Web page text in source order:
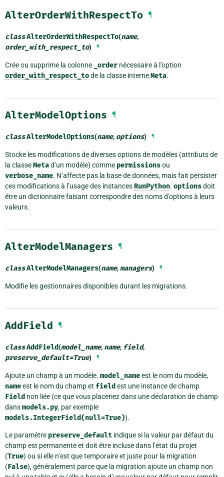
AlterOrderWithRespectTo ¶
classAlterOrderWithRespectTo(name,
order_with_respect_to) ¶
Crée ou supprime la colonne _order nécessaire à l’option
order_with_respect_tode la classe interneMeta.
AlterModelOptions ¶
classAlterModelOptions(name, options) ¶
Stocke les modifications de diverses options de modèles (attributs de
la classeMetad’un modèle) comme permissionsou
verbose_name. N’affecte pas la base de données, mais fait persister
ces modifications à l’usage des instancesRunPython. optionsdoit
être un dictionnaire faisant correspondre des noms d’options à leurs
valeurs.
AlterModelManagers ¶
classAlterModelManagers(name,managers) ¶
Modifie les gestionnaires disponibles durant les migrations.
AddField ¶
classAddField(model_name, name, field,
preserve_default=True) ¶
Ajoute un champ à un modèle. model_nameest le nom du modèle,
nameest le nom du champ et field est une instance de champ
Field non liée (ce que vous placeriez dans une déclaration de champ
dansmodels.py, par exemple
models.IntegerField(null=True)).
Le paramètre preserve_default indique si la valeur par défaut du
champ est permanente et doit être incluse dans l’état du projet
(True) ou si elle n’est que temporaire et juste pour la migration
(False), généralement parce que la migration ajoute un champ non